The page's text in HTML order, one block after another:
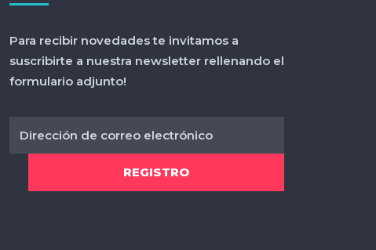
Para recibir novedades te invitamos a
suscribirte a nuestra newsletter rellenando el
formulario adjunto!